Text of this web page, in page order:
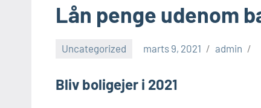
Lån penge udenom
Uncategorized marts 9, 2021 admin
Bliv boligejer i 2021